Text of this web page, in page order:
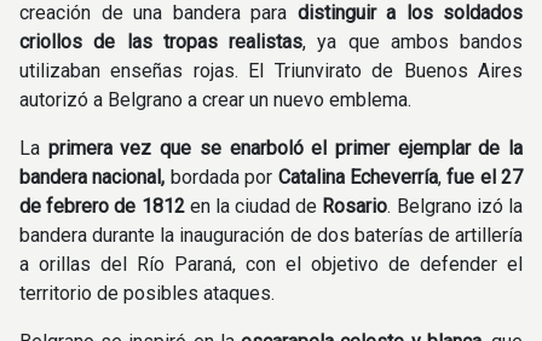
creación de una bandera para distinguir a los soldados
criollos de las tropas realistas, ya que ambos bandos
utilizaban enseñas rojas. El Triunvirato de Buenos Aires
autorizó a Belgrano a crear un nuevo emblema.
La primera vez que se enarboló el primer ejemplar de la
bandera nacional, bordada por Catalina Echeverría,fue el 27
de febrero de 1812 en la ciudad de Rosario. Belgrano izó la
bandera durante la inauguración de dos baterías de artillería
a orillas del Río Paraná, con el objetivo de defender el
territorio de posibles ataques.